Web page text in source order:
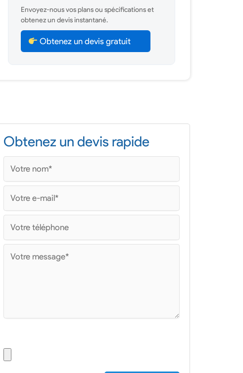
Envoyez-nous vos plans ou spécifications et
obtenez un devis instantané.
Obtenez un devis gratuit
Obtenez un devis rapide